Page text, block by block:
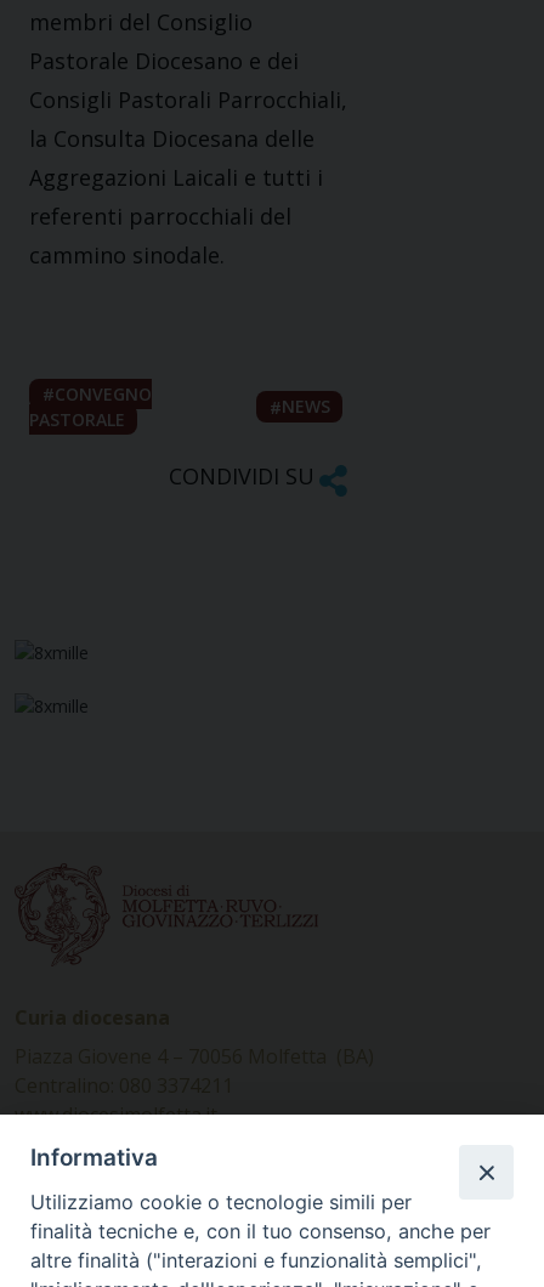
membri del Consiglio
Pastorale Diocesano e dei
Consigli Pastorali Parrocchiali,
la Consulta Diocesana delle
Aggregazioni Laicali e tutti i
referenti parrocchiali del
cammino sinodale.
CONVEGNO
PASTORALE
NEWS
CONDIVIDI SU
www.diocesimolfetta.it –
diocesimolfetta@pec.chiesacattolica.it
Ufficio Comunicazioni sociali
Piazza Giovene 4 – 70056 Molfetta (BA)
Informativa
Utilizziamo cookie o tecnologie simili per
finalità tecniche e, con il tuo consenso, anche per
altre finalità ("interazioni e funzionalità semplici",